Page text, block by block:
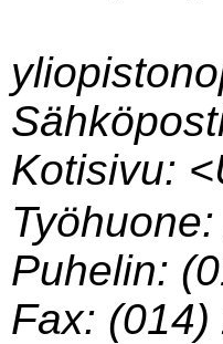
Kotisivu:
Puhelin:
Fax: (014)